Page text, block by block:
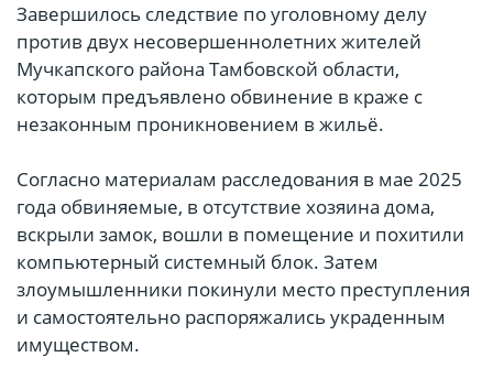
Завершилось следствие по уголовному делу
против двух несовершеннолетних жителей
Мучкапского района Тамбовской области,
которым предъявлено обвинение в краже с
незаконным проникновением в жильё.
Согласно материалам расследования в мае 2025
года обвиняемые, в отсутствие хозяина дома,
вскрыли замок, вошли в помещение и похитили
компьютерный системный блок. Затем
злоумышленники покинули место преступления
и самостоятельно распоряжались украденным
имуществом.